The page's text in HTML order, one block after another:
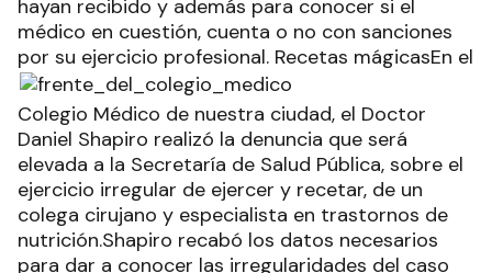
hayan recibido y además para conocer si el
médico en cuestión, cuenta o no con sanciones
por su ejercicio profesional. Recetas mágicasEn el
Colegio Médico de nuestra ciudad, el Doctor
Daniel Shapiro realizó la denuncia que será
elevada a la Secretaría de Salud Pública, sobre el
ejercicio irregular de ejercer y recetar, de un
colega cirujano y especialista en trastornos de
nutrición.Shapiro recabó los datos necesarios
para dar a conocer las irregularidades del caso